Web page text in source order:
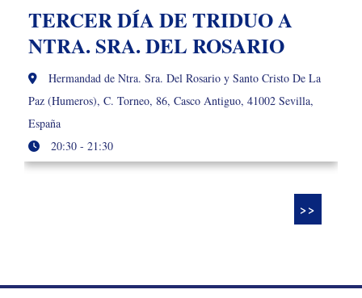
TERCER DÍA DE TRIDUO A
NTRA. SRA. DEL ROSARIO
Hermandad de Ntra. Sra. Del Rosario y Santo Cristo De La
Paz (Humeros), C. Torneo, 86, Casco Antiguo, 41002 Sevilla,
España
20:30 - 21:30
>>